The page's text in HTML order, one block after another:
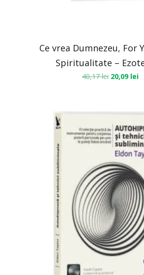
Ce vrea Dumnezeu, For
Spiritualitate –
40,17lei 20,09 lei